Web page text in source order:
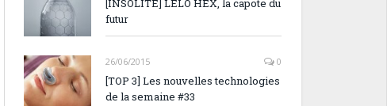
[INSOLITE] LELO HEX, la capote du
futur
26/06/2015 0
[TOP 3] Les nouvelles technologies
de la semaine #33